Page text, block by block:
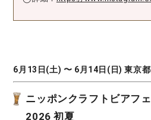
6月13日(土) 〜 6月14日(日) 東京
ニッポンクラフトビアフ
2026 初夏